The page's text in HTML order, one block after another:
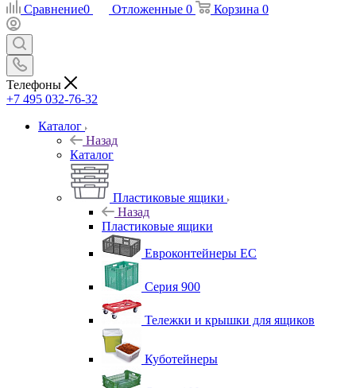
Сравнение0 Отложенные 0 Корзина 0
Телефоны
+7 495 032-76-32
Каталог
Назад
Каталог
Пластиковые ящики
Назад
Пластиковые ящики
Евроконтейнеры ЕС
Серия 900
Тележки и крышки для ящиков
Куботейнеры